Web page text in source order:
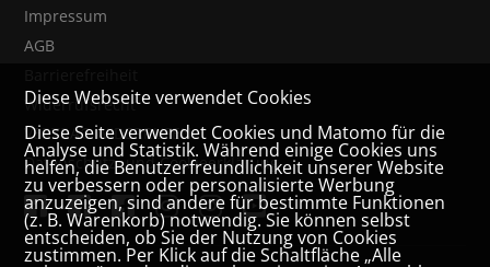
Impressum
AGB
Widerrufsrecht
VERTRAG WIDERRUFEN
Datenschutz- und Cookieerklärung
Diese Webseite verwendet Cookies
Diese Seite verwendet Cookies und Matomo für die
Analyse und Statistik. Während einige Cookies uns
helfen, die Benutzerfreundlichkeit unserer Website
zu verbessern oder personalisierte Werbung
anzuzeigen, sind andere für bestimmte Funktionen
(z. B. Warenkorb) notwendig. Sie können selbst
entscheiden, ob Sie der Nutzung von Cookies
zustimmen. Per Klick auf die Schaltfläche „Alle